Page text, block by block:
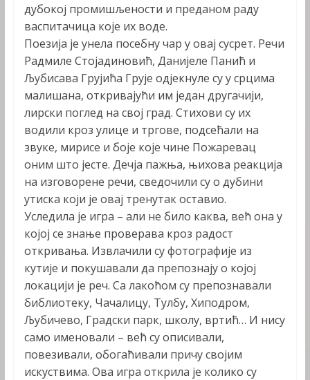
дубокој промишљености и преданом раду
васпитачица које их воде.
Поезија је унела посебну чар у овај сусрет. Речи
Радмиле Стојадиновић, Данијеле Панић и
Љубисава Грујића Грује одјекнуле су у срцима
малишана, откривајући им један другачији,
лирски поглед на свој град. Стихови су их
водили кроз улице и тргове, подсећали на
звуке, мирисе и боје које чине Пожаревац
оним што јесте. Дечја пажња, њихова реакција
на изговорене речи, сведочили су о дубини
утиска који је овај тренутак оставио.
Уследила је игра – али не било каква, већ она у
којој се знање проверава кроз радост
откривања. Извлачили су фотографије из
кутије и покушавали да препознају о којој
локацији је реч. Са лакоћом су препознавали
библиотеку, Чачалицу, Тулбу, Хиподром,
Љубичево, Градски парк, школу, вртић… И нису
само именовали – већ су описивали,
повезивали, обогаћивали причу својим
искуствима. Ова игра открила је колико су